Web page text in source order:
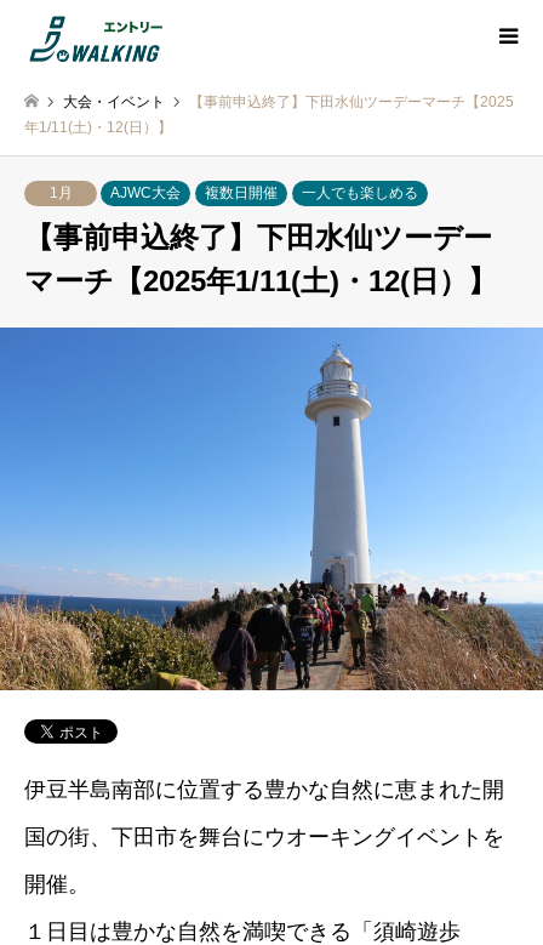
大会・イベント
【事前申込終了】下田水仙ツーデーマーチ【2025
年1/11(土)・12(日）】
1月 AJWC大会 複数日開催 一人でも楽しめる
【事前申込終了】下田水仙ツーデー
マーチ【2025年1/11(土)・12(日）】
伊豆半島南部に位置する豊かな自然に恵まれた開
国の街、下田市を舞台にウオーキングイベントを
開催。
１日目は豊かな自然を満喫できる「須崎遊歩